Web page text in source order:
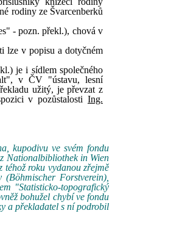
rodiny ze Švarcenberků
- pozn. překl.), chová v
lze v popisu a dotyčném
je i sídlem společného
v ČV "ústavu, lesní
užitý, je převzat z
v pozůstalosti Ing.
kupodivu ve svém fondu
Nationalbibliothek in Wien
roku vydanou zřejmě
Forstverein),
"Statisticko-topografický
bohužel chybí ve fondu
a překladatel s ní podrobil